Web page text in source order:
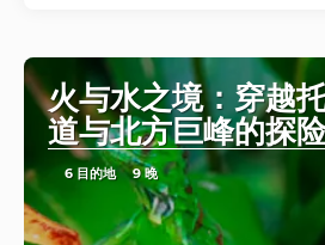
火与水之境：穿越
道与北方巨峰的探
6 目的地 9 晚